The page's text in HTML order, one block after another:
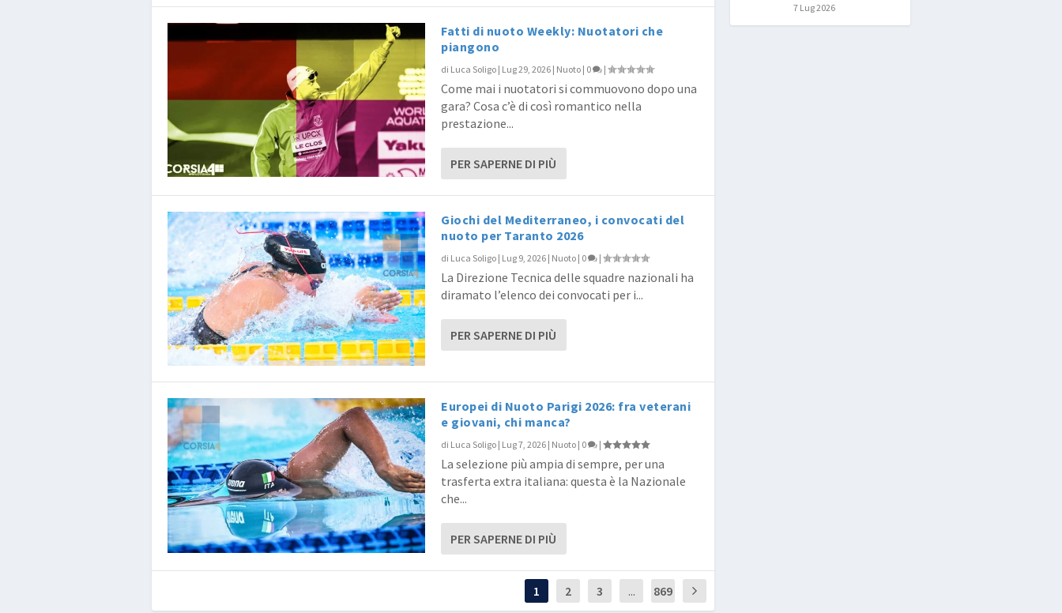
Fatti di nuoto Weekly: Nuotatori che
piangono
di Luca Soligo | Lug 29, 2026 | Nuoto | 0 |
Come mai i nuotatori si commuovono dopo una
gara? Cosa c’è di così romantico nella
prestazione...
PER SAPERNE DI PIÙ
Giochi del Mediterraneo, i convocati del
nuoto per Taranto 2026
di Luca Soligo | Lug 9, 2026 | Nuoto | 0 |
La Direzione Tecnica delle squadre nazionali ha
diramato l’elenco dei convocati per i...
PER SAPERNE DI PIÙ
Europei di Nuoto Parigi 2026: fra veterani
e giovani, chi manca?
di Luca Soligo | Lug 7, 2026 | Nuoto | 0 |
La selezione più ampia di sempre, per una
trasferta extra italiana: questa è la Nazionale
che...
PER SAPERNE DI PIÙ
1 2 3 ... 869
7 Lug 2026